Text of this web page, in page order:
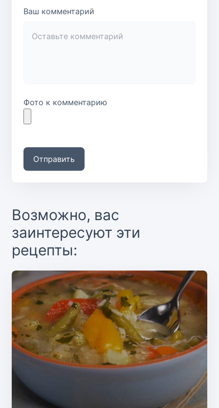
Ваш комментарий
Фото к комментарию
Отправить
Возможно, вас
заинтересуют эти
рецепты: